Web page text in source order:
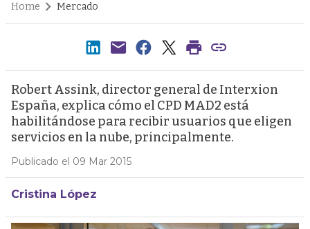
Home Mercado
Robert Assink, director general de Interxion
España, explica cómo el CPD MAD2 está
habilitándose para recibir usuarios que eligen
servicios en la nube, principalmente.
Publicado el 09 Mar 2015
Cristina López